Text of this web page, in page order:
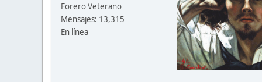
Forero Veterano
Mensajes: 13,315
En línea